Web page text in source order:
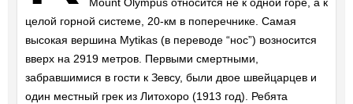
целой горной системе, 20-км в поперечнике. Самая
высокая вершина Mytikas (в переводе “нос”) возносится
вверх на 2919 метров. Первыми смертными,
забравшимися в гости к Зевсу, были двое швейцарцев и
один местный грек из Литохоро (1913 год). Ребята